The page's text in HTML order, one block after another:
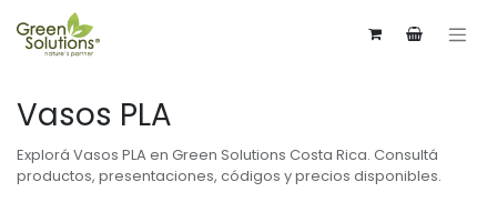
Vasos PLA
Explorá Vasos PLA en Green Solutions Costa Rica. Consultá
productos, presentaciones, códigos y precios disponibles.